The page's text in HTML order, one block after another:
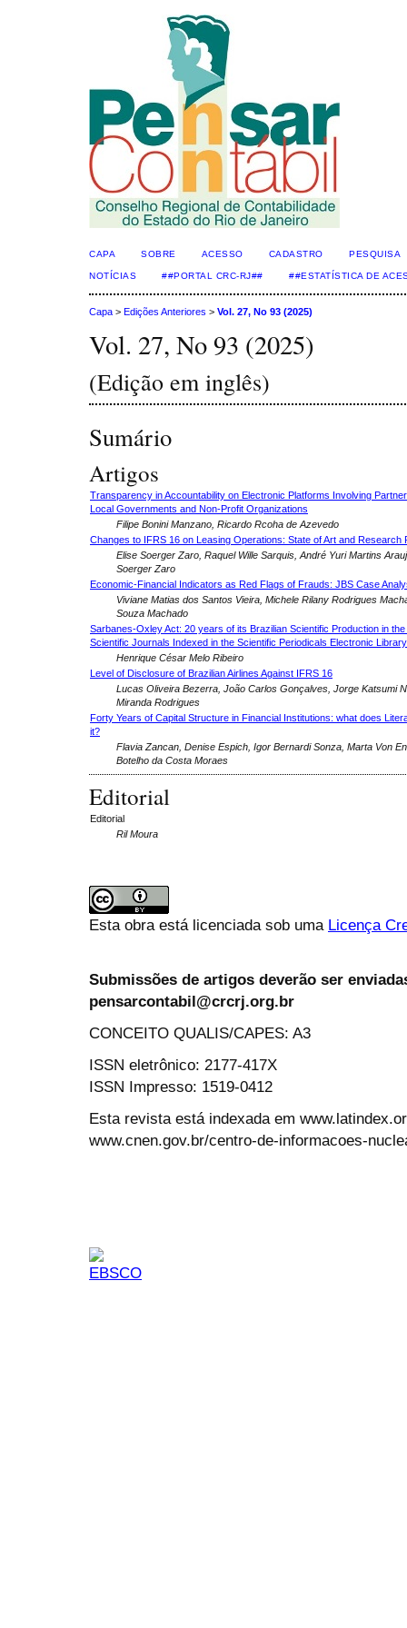
CAPA SOBRE ACESSO CADASTRO PESQUISA
NOTÍCIAS ##PORTAL CRC-RJ## ##ESTATÍSTICA DE
Capa > Edições Anteriores > Vol. 27, No 93 (2025)
Vol. 27, No 93 (2025)
(Edição em inglês)
Sumário
Artigos
Transparency in Accountability on Electronic Platforms Involving
Local Governments and Non-Profit Organizations
Filipe Bonini Manzano, Ricardo Rcoha de Azevedo
Changes to IFRS 16 on Leasing Operations: State of Art and Research
Elise Soerger Zaro, Raquel Wille Sarquis, André Yuri Martins
Soerger Zaro
Economic-Financial Indicators as Red Flags of Frauds: JBS Case
Viviane Matias dos Santos Vieira, Michele Rilany Rodrigues
Souza Machado
Sarbanes-Oxley Act: 20 years of its Brazilian Scientific Production in the
Scientific Journals Indexed in the Scientific Periodicals Electronic
Henrique César Melo Ribeiro
Level of Disclosure of Brazilian Airlines Against IFRS 16
Lucas Oliveira Bezerra, João Carlos Gonçalves, Jorge Katsumi
Miranda Rodrigues
Forty Years of Capital Structure in Financial Institutions: what does
it?
Flavia Zancan, Denise Espich, Igor Bernardi Sonza, Marta Von
Botelho da Costa Moraes
Editorial
Editorial
Ril Moura
Esta obra está licenciada sob uma Licença
Submissões de artigos deverão ser
pensarcontabil@crcrj.org.br
CONCEITO QUALIS/CAPES: A3
ISSN eletrônico: 2177-417X
ISSN Impresso: 1519-0412
Esta revista está indexada em
www.cnen.gov.br/centro-de-informacoes-